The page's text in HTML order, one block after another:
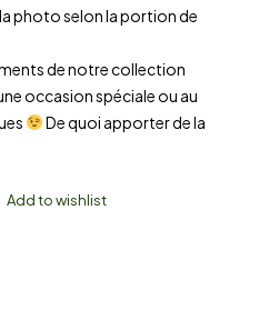
photo selon la portion de
de notre collection
occasion spéciale ou au
De quoi apporter de la